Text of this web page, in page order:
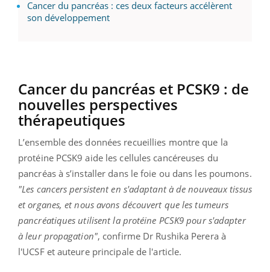
Cancer du pancréas : ces deux facteurs accélèrent
son développement
Cancer du pancréas et PCSK9 : de
nouvelles perspectives
thérapeutiques
L’ensemble des données recueillies montre que la
protéine PCSK9 aide les cellules cancéreuses du
pancréas à s’installer dans le foie ou dans les poumons.
"Les cancers persistent en s'adaptant à de nouveaux tissus
et organes, et nous avons découvert que les tumeurs
pancréatiques utilisent la protéine PCSK9 pour s'adapter
à leur propagation", confirme Dr Rushika Perera à
l'UCSF et auteure principale de l'article.